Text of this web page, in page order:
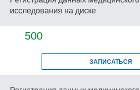
исследования на диске
500
ЗАПИСАТЬСЯ